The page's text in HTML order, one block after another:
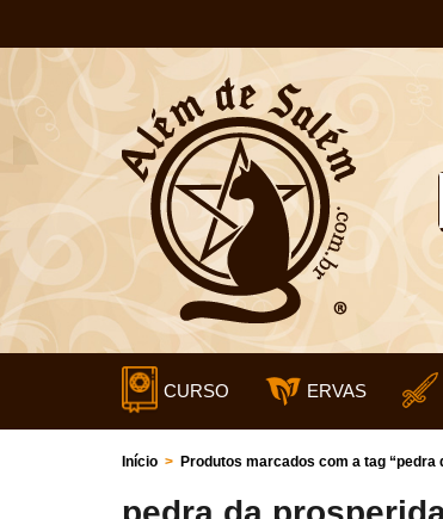
CURSO ERVAS
Início > Produtos marcados com a tag “pedra